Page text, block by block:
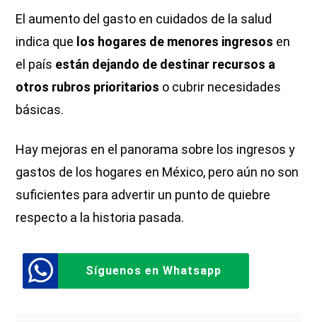
El aumento del gasto en cuidados de la salud
indica que los hogares de menores ingresos en
el país están dejando de destinar recursos a
otros rubros prioritarios o cubrir necesidades
básicas.
Hay mejoras en el panorama sobre los ingresos y
gastos de los hogares en México, pero aún no son
suficientes para advertir un punto de quiebre
respecto a la historia pasada.
Síguenos en Whatsapp